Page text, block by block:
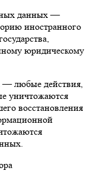
данных —
иностранного
юридическому
— любые действия,
уничтожаются
восстановления